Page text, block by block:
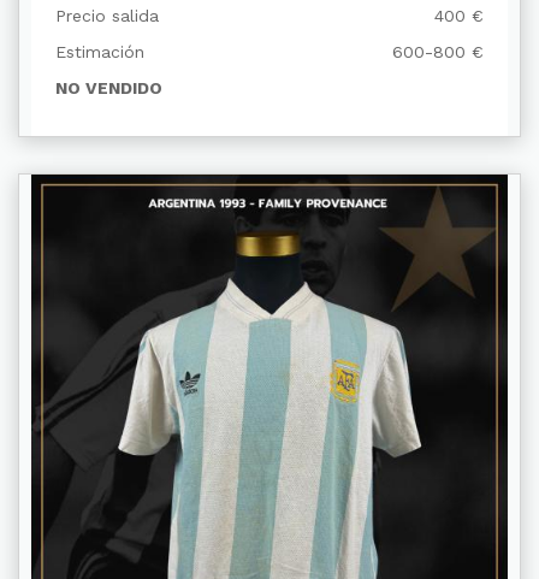
Precio salida
400 €
Estimación
600-800 €
NO VENDIDO